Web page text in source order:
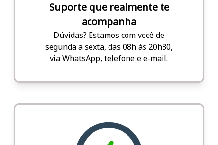
Suporte que realmente te
acompanha
Dúvidas? Estamos com você de
segunda a sexta, das 08h às 20h30,
via WhatsApp, telefone e e-mail.